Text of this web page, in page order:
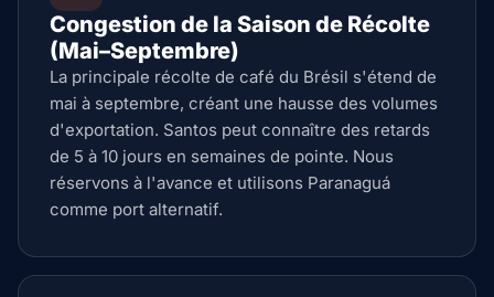
Congestion de la Saison de Récolte
(Mai–Septembre)
La principale récolte de café du Brésil s'étend de
mai à septembre, créant une hausse des volumes
d'exportation. Santos peut connaître des retards
de 5 à 10 jours en semaines de pointe. Nous
réservons à l'avance et utilisons Paranaguá
comme port alternatif.